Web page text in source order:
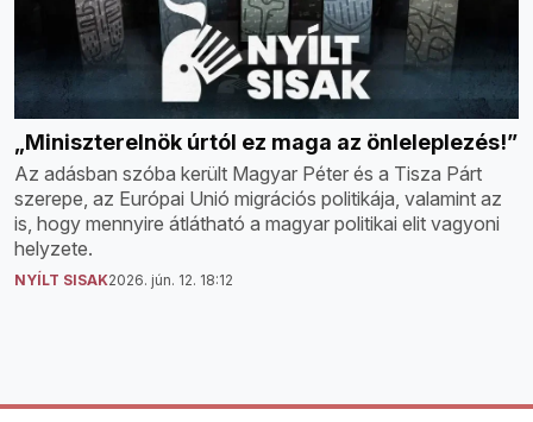
„Miniszterelnök úrtól ez maga az önleleplezés!”
Az adásban szóba került Magyar Péter és a Tisza Párt
szerepe, az Európai Unió migrációs politikája, valamint az
is, hogy mennyire átlátható a magyar politikai elit vagyoni
helyzete.
NYÍLT SISAK2026. jún. 12. 18:12